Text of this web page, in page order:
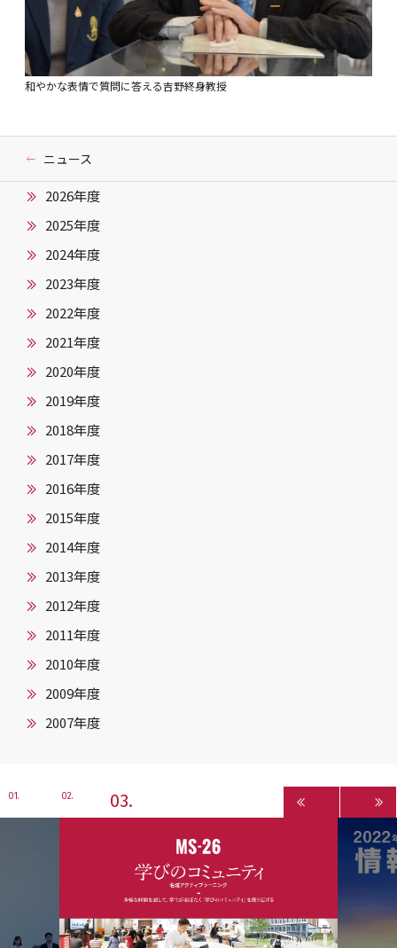
和やかな表情で質問に答える吉野終身教授
ニュース
2026年度
2025年度
2024年度
2023年度
2022年度
2021年度
2020年度
2019年度
2018年度
2017年度
2016年度
2015年度
2014年度
2013年度
2012年度
2011年度
2010年度
2009年度
2007年度
1 2 3